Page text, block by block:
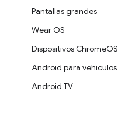
Pantallas grandes
Wear OS
Dispositivos ChromeOS
Android para vehículos
Android TV